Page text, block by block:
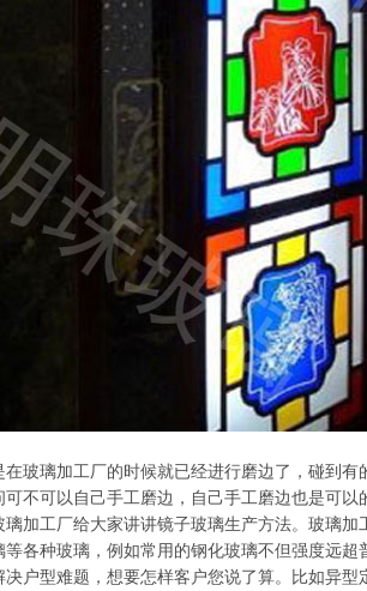
玻璃加工厂的时候就已经进行磨边了，碰到
不可以自己手工磨边，自己手工磨边也是可
加工厂给大家讲讲镜子玻璃生产方法。玻璃
各种玻璃，例如常用的钢化玻璃不但强度远超
户型难题，想要怎样客户您说了算。比如异